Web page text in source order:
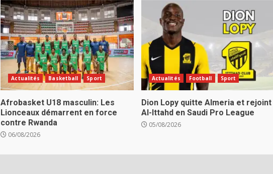
Actualités Basketball Sport
Afrobasket U18 masculin: Les
Lionceaux démarrent en force
contre Rwanda
06/08/2026
Actualités Football Sport
Dion Lopy quitte Almeria et rejoint
Al-Ittahd en Saudi Pro League
05/08/2026